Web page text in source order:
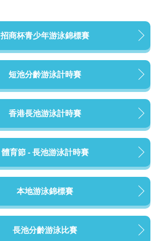
招商杯青少年游泳錦標賽
短池分齡游泳計時賽
香港長池游泳計時賽
體育節 - 長池游泳計時賽
本地游泳錦標賽
長池分齡游泳比賽